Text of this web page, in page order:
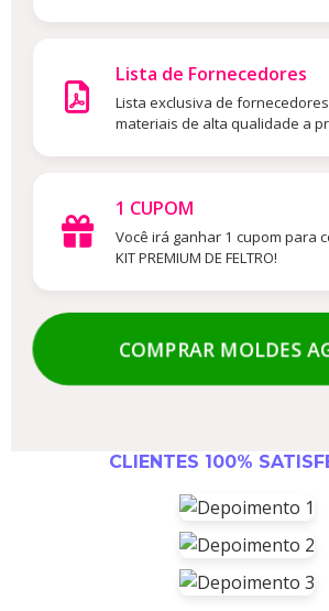
Lista de Fornecedores
Lista exclusiva de
materiais de alta qualidade a
1 CUPOM
Você irá ganhar 1 cupom para
KIT PREMIUM DE FELTRO!
COMPRAR MOLDES
CLIENTES 100%